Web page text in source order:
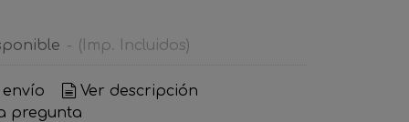
- (Imp. Incluidos)
envío
Ver descripción
pregunta